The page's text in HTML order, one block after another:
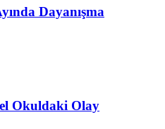
Dayanışma
Okuldaki Olay